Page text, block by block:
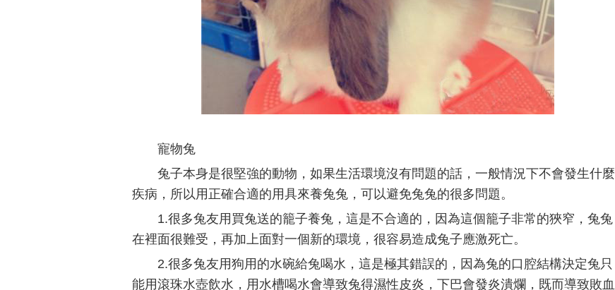
寵物兔
兔子本身是很堅強的動物，如果生活環境沒有問題的話，一般情況下不會發生什麼
疾病，所以用正確合適的用具來養兔兔，可以避免兔兔的很多問題。
1.很多兔友用買兔送的籠子養兔，這是不合適的，因為這個籠子非常的狹窄，兔兔
在裡面很難受，再加上面對一個新的環境，很容易造成兔子應激死亡。
2.很多兔友用狗用的水碗給兔喝水，這是極其錯誤的，因為兔的口腔結構決定兔只
能用滾珠水壺飲水，用水槽喝水會導致兔得濕性皮炎，下巴會發炎潰爛，既而導致敗血